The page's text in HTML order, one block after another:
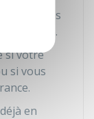
auprès
résidence.
si votre
si vous
en